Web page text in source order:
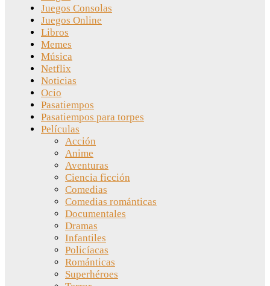
Juegos Consolas
Juegos Online
Libros
Memes
Música
Netflix
Noticias
Ocio
Pasatiempos
Pasatiempos para torpes
Películas
Acción
Anime
Aventuras
Ciencia ficción
Comedias
Comedias románticas
Documentales
Dramas
Infantiles
Policíacas
Románticas
Superhéroes